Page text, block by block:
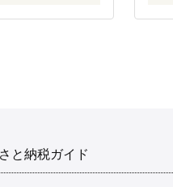
と納税ガイド